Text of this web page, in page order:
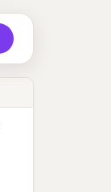
Ц
Q